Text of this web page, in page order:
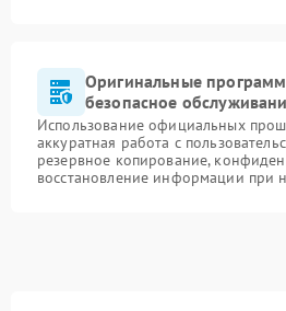
Оригинальные
безопасное
Использование официальных
аккуратная работа с
резервное копирование,
восстановление информации при